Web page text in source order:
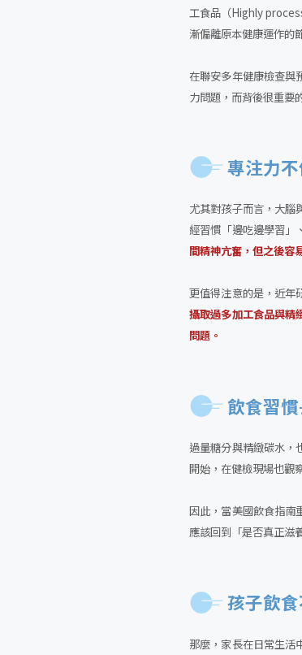
工食品（Highly
漸偏離原本健康運作的
在聯安多年健康檢查與
力問題，而背後很重要
專注力
尤其對孩子而言，大腦
經習慣「邊吃邊學習」
間精神亢奮，但之後容
更值得注意的是，近年
攝取過多加工食品與精
問題。
飲食習
過量糖分與精緻碳水，
開始，在健檢現場也觀
因此，當美國飲食指南
應該回到「是否真正滋
孩子飲
那麼，家長在日常生活